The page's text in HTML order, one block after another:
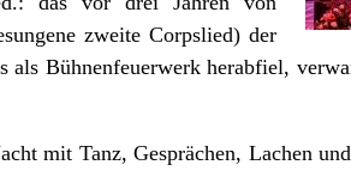
zweite Corpslied) der
als Bühnenfeuerwerk herabfiel,
mit Tanz, Gesprächen, Lachen